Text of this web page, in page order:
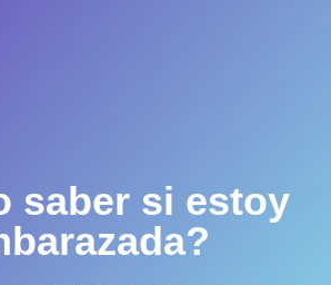
saber si estoy